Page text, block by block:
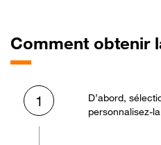
Comment obtenir
1
D’abord,
personnalisez-